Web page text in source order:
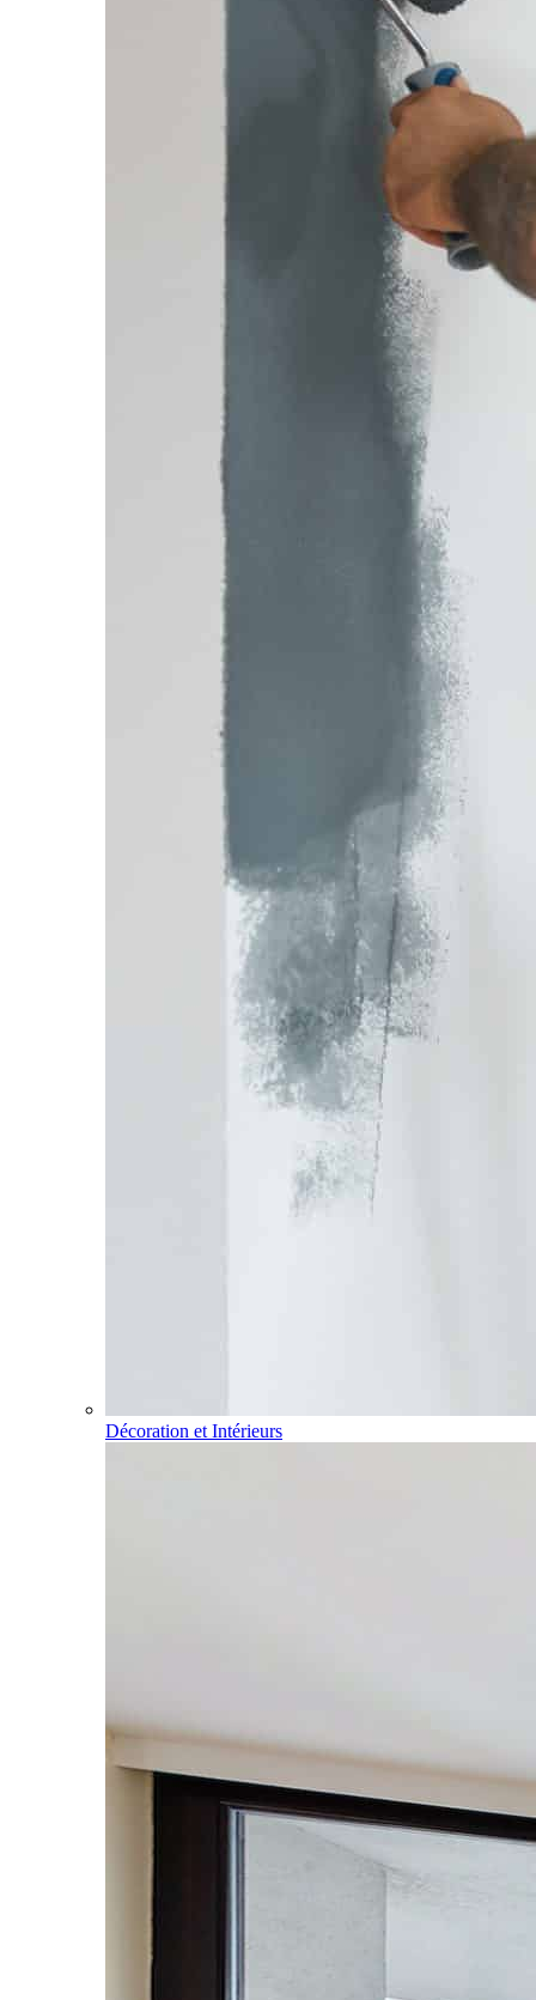
Décoration et Intérieurs